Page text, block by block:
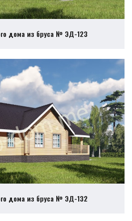
дома из бруса № ЭД-123
дома из бруса № ЭД-132